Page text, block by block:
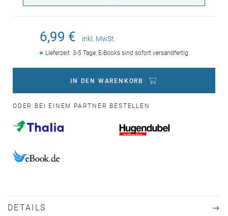
6,99 € inkl. MwSt.
Lieferzeit: 3-5 Tage, E-Books sind sofort versandfertig
IN DEN WARENKORB
ODER BEI EINEM PARTNER BESTELLEN
DETAILS